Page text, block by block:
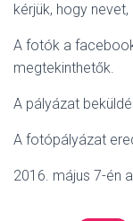
kérjük, hogy
A fotók a
megtekinthetők.
A pályázat
A fotópályázat
2016. május 7-én